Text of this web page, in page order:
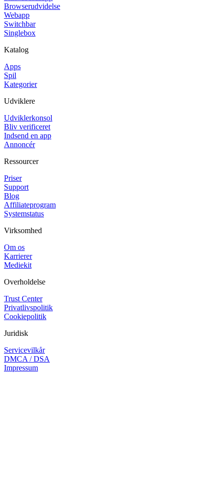
Browserudvidelse
Webapp
Switchbar
Singlebox
Katalog
Apps
Spil
Kategorier
Udviklere
Udviklerkonsol
Bliv verificeret
Indsend en app
Annoncér
Ressourcer
Priser
Support
Blog
Affiliateprogram
Systemstatus
Virksomhed
Om os
Karrierer
Mediekit
Overholdelse
Trust Center
Privatlivspolitik
Cookiepolitik
Juridisk
Servicevilkår
DMCA / DSA
Impressum